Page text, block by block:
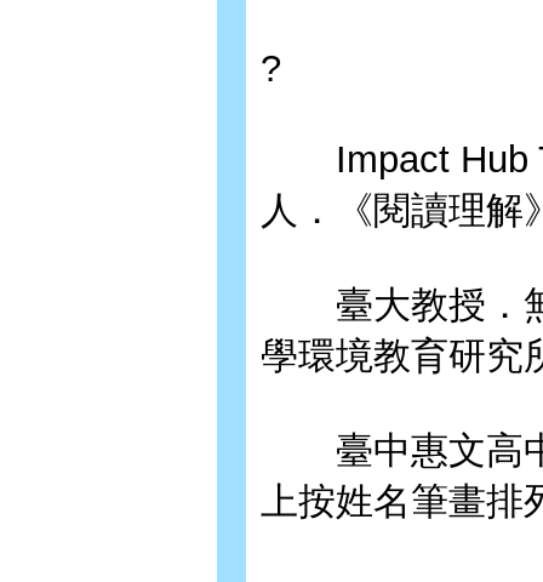
?
Impact Hub
人．《閱讀理解
臺大教授．無
學環境教育研究
臺中惠文高
上按姓名筆畫排